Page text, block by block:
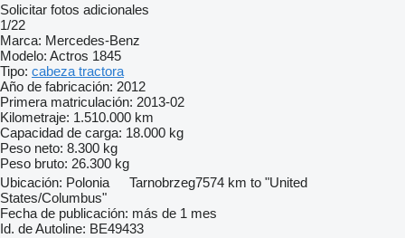
Solicitar fotos adicionales
1/22
Marca: Mercedes-Benz
Modelo: Actros 1845
Tipo: cabeza tractora
Año de fabricación: 2012
Primera matriculación: 2013-02
Kilometraje: 1.510.000 km
Capacidad de carga: 18.000 kg
Peso neto: 8.300 kg
Peso bruto: 26.300 kg
Ubicación: Polonia Tarnobrzeg7574 km to "United
States/Columbus"
Fecha de publicación: más de 1 mes
Id. de Autoline: BE49433